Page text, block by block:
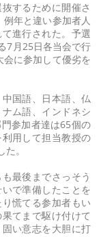
するために開催さ
年と違い参加者人
進行された。予選
7月25日各当会で行
に参加して優劣を
国語、日本語、仏
ム語、インドネシ
参加者達は65個の
用して担当教授の
。
最後までさっそう
で準備したことを
慌てる参加者もい
てまで駆け付けて
い意志を大胆に打